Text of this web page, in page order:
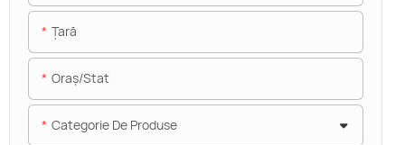
Ţară
Oraș/stat
Categorie De Produse